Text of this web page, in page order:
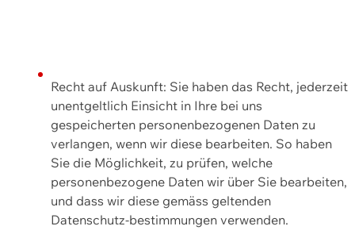
Recht auf Auskunft: Sie haben das Recht, jederzeit
unentgeltlich Einsicht in Ihre bei uns
gespeicherten personenbezogenen Daten zu
verlangen, wenn wir diese bearbeiten. So haben
Sie die Möglichkeit, zu prüfen, welche
personenbezogene Daten wir über Sie bearbeiten,
und dass wir diese gemäss geltenden
Datenschutz-bestimmungen verwenden.